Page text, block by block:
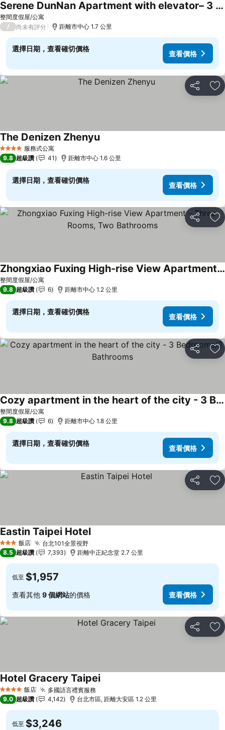
整間度假屋/公寓
Serene DunNan Apartment with elevator– 3 Bedrooms/ 2 Bathrooms
查看價格
/ 尚未有評分 距離市中心 1.7 公里
選擇日期，查看確切價格
查看價格
分享 加
4 星級 服務式公寓
The Denizen Zhenyu查看價格
9.8 超級讚 41 距離市中心 1.6 公里
選擇日期，查看確切價格
查看價格
分享 加
整間度假屋/公寓
Zhongxiao Fuxing High-rise View Apartment - Three Rooms, Two Bathrooms
查看價格
9.8 超級讚 6 距離市中心 1.2 公里
選擇日期，查看確切價格
查看價格
分享 加
整間度假屋/公寓
Cozy apartment in the heart of the city - 3 Bedrooms/2 Bathrooms
查看價格
9.8 超級讚 6 距離市中心 1.8 公里
選擇日期，查看確切價格
查看價格
分享 加
3 星級 飯店 台北101全景視野查看價格
Eastin Taipei Hotel查看價格
8.5 超級讚 7,393 距離中正紀念堂 2.7 公里
低至 $1,957
查看其他 9 個網站的價格 查看價格
分享 加
4 星級 飯店 多國語言禮賓服務
Hotel Gracery Taipei查看價格
9.0 超級讚 4,142 台北市區, 距離大安區 1.2 公里
低至 $3,246